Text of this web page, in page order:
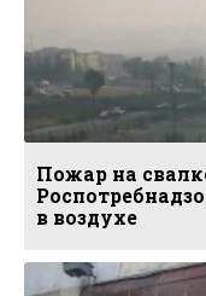
Пожар на
в воздухе